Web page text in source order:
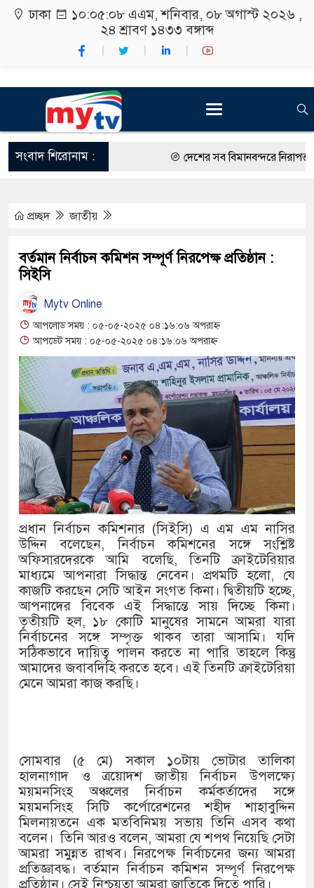
ঢাকা ১০:০৫:০৯ এএম, শনিবার, ০৮ অগাস্ট ২০২৬ ,
২৪ শ্রাবণ ১৪৩৩ বঙ্গাব্দ
সংবাদ শিরোনাম : দেশের সব বিমানবন্দরে নিরাপত্তা
কর্মসূচীর শুভসূচনা।
থাকায় বিক্রিতে নিষেধাজ্ঞা
অত্যাচারের ছবি যেন আর তুলতে না
আলাল
‘গুলশানের চামেলি’তে ভিন্ন রূপে
যৌনকর্মীর দালাল চরিত্রে
সারজিস-পাটোয়ারীসহ ১০ জনের
গুলশান থেকে সাবেক মন্ত্রী লতিফ
‘স্কুটি নাকি গোল্ড?’ ক্যাম্পেইনের
এর ফ্রিডম ব্র্যান্ড, বাড়ল ক্যাম্পেইনের
সংবিধান অনুযায়ী যথাসময়ে রাষ্ট্রপতি
১৫২২ পুলিশ সদস্যকে চাকরিতে
খিলক্ষেত থানা বিএনপির যুগ্ম
প্রেমের সম্পর্ক ছিন্ন না করায় মা-
প্রধানমন্ত্রীর সঙ্গে নবনিযুক্ত
হামের উপসর্গে আরও ৬ প্রাণহানি,
অবশেষে পদত্যাগ করলেন ভারতের
জামায়াত ফেরেশতাদের দল নয়, ভুল
প্রচ্ছদ জাতীয়
বর্তমান নির্বাচন কমিশন সম্পূর্ণ নিরপেক্ষ প্রতিষ্ঠান :
সিইসি
Mytv Online
আপলোড সময় : ০৫-০৫-২০২৫ ০৪:১৬:০৬ অপরাহ্ন
আপডেট সময় : ০৫-০৫-২০২৫ ০৪:১৬:০৬ অপরাহ্ন
প্রধান নির্বাচন কমিশনার (সিইসি) এ এম এম নাসির
উদ্দিন বলেছেন, নির্বাচন কমিশনের সঙ্গে সংশ্লিষ্ট
অফিসারদেরকে আমি বলেছি, তিনটি ক্রাইটেরিয়ার
মাধ্যমে আপনারা সিদ্ধান্ত নেবেন। প্রথমটি হলো, যে
কাজটি করছেন সেটি আইন সংগত কিনা। দ্বিতীয়টি হচ্ছে,
আপনাদের বিবেক এই সিদ্ধান্তে সায় দিচ্ছে কিনা।
তৃতীয়টি হল, ১৮ কোটি মানুষের সামনে আমরা যারা
নির্বাচনের সঙ্গে সম্পৃক্ত থাকব তারা আসামি। যদি
সঠিকভাবে দায়িত্ব পালন করতে না পারি তাহলে কিন্তু
আমাদের জবাবদিহি করতে হবে। এই তিনটি ক্রাইটেরিয়া
মেনে আমরা কাজ করছি।
সোমবার (৫ মে) সকাল ১০টায় ভোটার তালিকা
হালনাগাদ ও ত্রয়োদশ জাতীয় নির্বাচন উপলক্ষ্যে
ময়মনসিংহ অঞ্চলের নির্বাচন কর্মকর্তাদের সঙ্গে
ময়মনসিংহ সিটি কর্পোরেশনের শহীদ শাহাবুদ্দিন
মিলনায়তনে এক মতবিনিময় সভায় তিনি এসব কথা
বলেন। তিনি আরও বলেন, আমরা যে শপথ নিয়েছি সেটা
আমরা সমুন্নত রাখব। নিরপেক্ষ নির্বাচনের জন্য আমরা
প্রতিজ্ঞাবদ্ধ। বর্তমান নির্বাচন কমিশন সম্পূর্ণ নিরপেক্ষ
প্রতিষ্ঠান। সেই নিশ্চয়তা আমরা জাতিকে দিতে পারি।